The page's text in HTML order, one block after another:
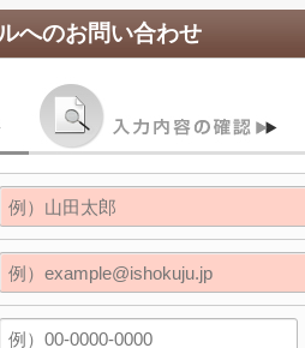
へのお問い合わせ